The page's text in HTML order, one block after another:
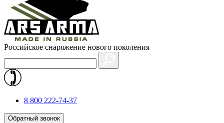
Российское снаряжение нового поколения
8 800 222-74-37
Обратный звонок